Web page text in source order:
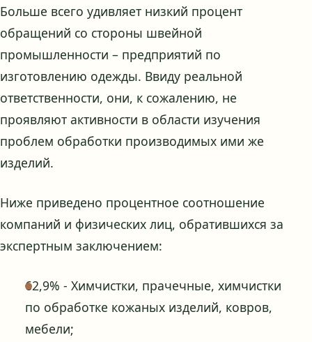
Больше всего удивляет низкий процент
обращений со стороны швейной
промышленности – предприятий по
изготовлению одежды. Ввиду реальной
ответственности, они, к сожалению, не
проявляют активности в области изучения
проблем обработки производимых ими же
изделий.
Ниже приведено процентное соотношение
компаний и физических лиц, обратившихся за
экспертным заключением:
62,9% - Химчистки, прачечные, химчистки
по обработке кожаных изделий, ковров,
мебели;